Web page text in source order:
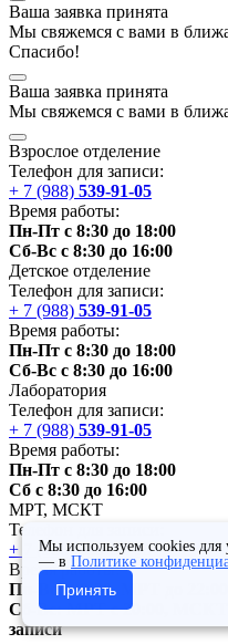
Ваша заявка принята
Мы свяжемся с вами в
Спасибо!
Ваша заявка принята
Мы свяжемся с вами в
Взрослое отделение
Телефон для записи:
+ 7 (988) 539-91-05
Время работы:
Пн-Пт с 8:30 до 18:00
Сб-Вс с 8:30 до 16:00
Детское отделение
Телефон для записи:
+ 7 (988) 539-91-05
Время работы:
Пн-Пт с 8:30 до 18:00
Сб-Вс с 8:30 до 16:00
Лаборатория
Телефон для записи:
+ 7 (988) 539-91-05
Время работы:
Пн-Пт с 8:30 до 18:00
Сб с 8:30 до 16:00
МРТ, МСКТ
Телефон для записи:
+ 7 (988)539-91-05
Время работы:
Пн-Вс: с 8:30. МРТ до 22:00.
Сб-Вс: МРТ с 20:00,
записи
Мы используем cookies для
— в Политике
Принять